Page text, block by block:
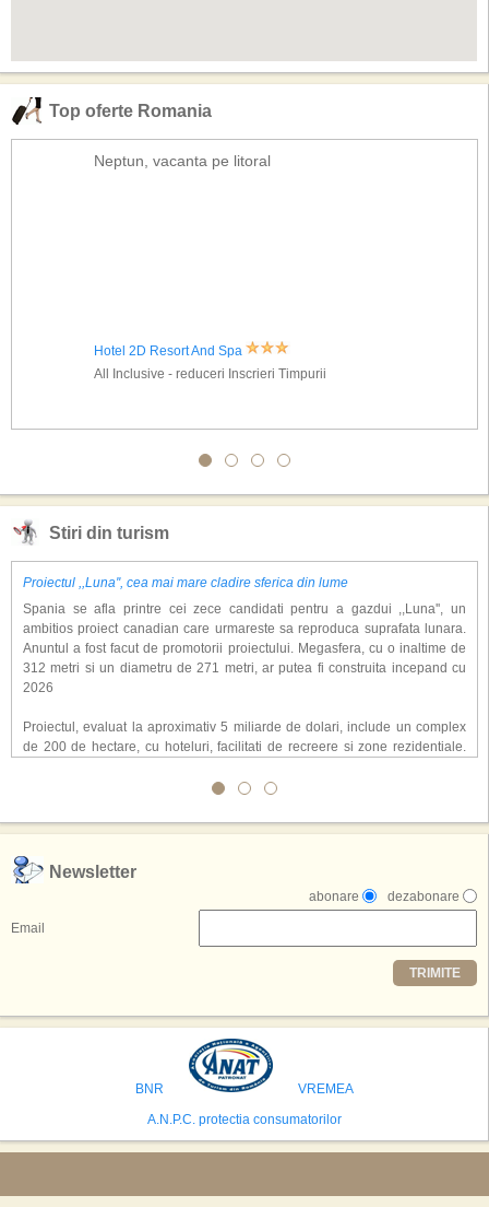
Top oferte Romania
Neptun, vacanta pe litoral
Hotel 2D Resort And Spa
All Inclusive - reduceri Inscrieri Timpurii
Stiri din turism
Proiectul ,,Luna'', cea mai mare cladire sferica din lume
Spania se afla printre cei zece candidati pentru a gazdui ,,Luna'', un
ambitios proiect canadian care urmareste sa reproduca suprafata lunara.
Anuntul a fost facut de promotorii proiectului. Megasfera, cu o inaltime de
312 metri si un diametru de 271 metri, ar putea fi construita incepand cu
2026
Proiectul, evaluat la aproximativ 5 miliarde de dolari, include un complex
de 200 de hectare, cu hoteluri, facilitati de recreere si zone rezidentiale.
atragerea a pana la 10 milioane de turisti anual. �Luna� ar putea deveni
exclusiv simularea suprafetei lunare.
,,Credem ca exista sanse mari sa anuntam nu doar o locatie, ci poate mai
multe'', a declarat Michael R. Henderson, cofondator al Moon World
Resorts, citat de Gulf News. Potrivit acestuia, 2026 ar putea deveni un an
decisiv pentru reali zarea proiectului.
Printre celelalte tari care concureaza pentru a gazdui aceasta constructie
se numara Australia, Brazilia, China, Egipt, India, Polonia, Thailanda,
avea cele mai mari sanse de a castiga licitatia. Totusi, Spania, care se
preconizeaza ca va deveni a doua cea mai vizitata tara din lume in 2025,
isi bazeaza oferta pe infrastructura turistica solida si capacitatea hoteliera."
Newsletter
dezabonare
abonare
Email
TRIMITE
BNR
VREMEA
A.N.P.C. protectia consumatorilor